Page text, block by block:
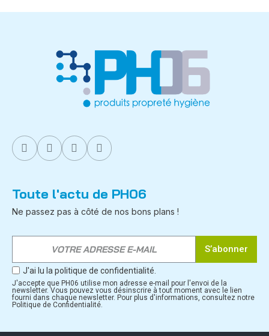
Toute l'actu de PH06
Ne passez pas à côté de nos bons plans !
S’abonner
J'ai lu la politique de confidentialité.
J'accepte que PH06 utilise mon adresse e-mail pour l'envoi de la
newsletter. Vous pouvez vous désinscrire à tout moment avec le lien
fourni dans chaque newsletter. Pour plus d'informations, consultez notre
Politique de Confidentialité.